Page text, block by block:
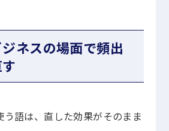
ネスの場面で頻出
語は、直した効果がそのまま